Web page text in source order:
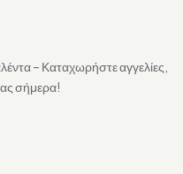
– Καταχωρήστε αγγελίες,
σήμερα!